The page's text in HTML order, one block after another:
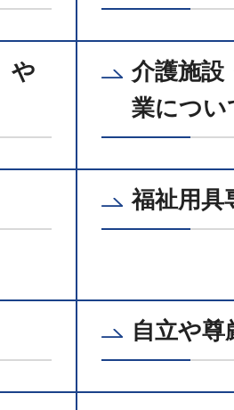
や
介護施設
業につい
福祉用具
自立や尊